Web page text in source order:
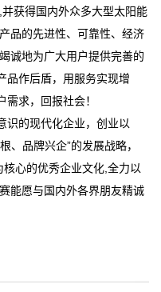
获得国内外众多大型太阳能
品的先进性、可靠性、经济
诚地为广大用户提供完善的
品作后盾，用服务实现增
求，回报社会！
识的现代化企业，创业以
、品牌兴企”的发展战略，
心的优秀企业文化,全力以
能愿与国内外各界朋友精诚